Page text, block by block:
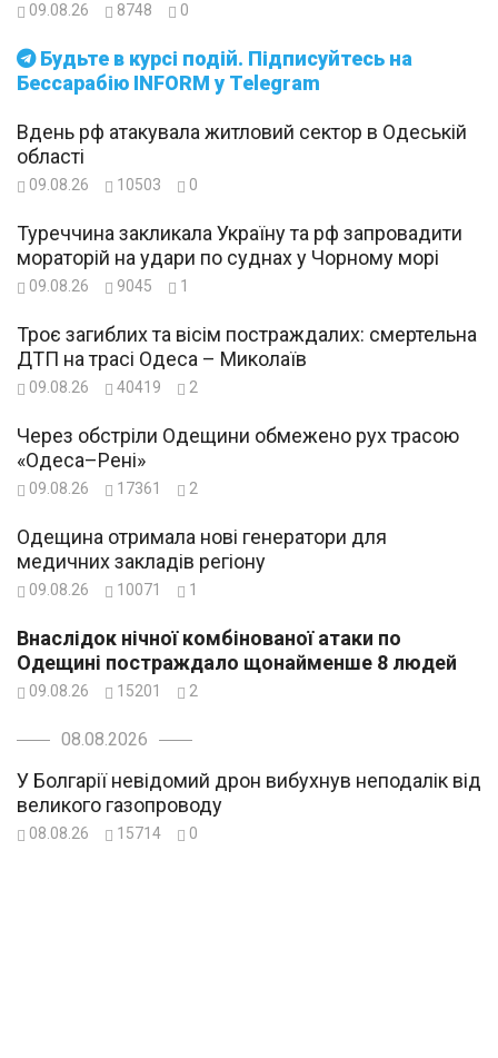
Будьте в курсі подій. Підписуйтесь на
Бессарабію INFORM у Telegram
09.08.26 8748 0
Вдень рф атакувала житловий сектор в Одеській
області
09.08.26 10503 0
Туреччина закликала Україну та рф запровадити
мораторій на удари по суднах у Чорному морі
09.08.26 9045 1
Троє загиблих та вісім постраждалих: смертельна
ДТП на трасі Одеса – Миколаїв
09.08.26 40419 2
Через обстріли Одещини обмежено рух трасою
«Одеса–Рені»
09.08.26 17361 2
Одещина отримала нові генератори для
медичних закладів регіону
09.08.26 10071 1
Внаслідок нічної комбінованої атаки по
Одещині постраждало щонайменше 8 людей
09.08.26 15201 2
08.08.2026
У Болгарії невідомий дрон вибухнув неподалік від
великого газопроводу
08.08.26 15714 0